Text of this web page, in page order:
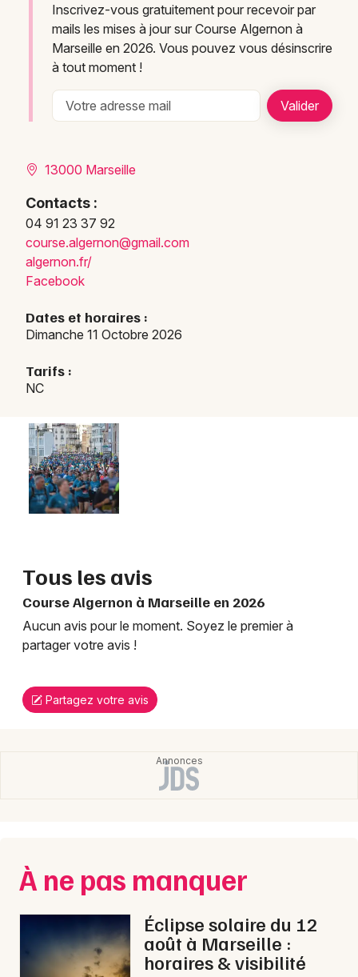
Inscrivez-vous gratuitement pour recevoir par
mails les mises à jour sur Course Algernon à
Marseille en 2026. Vous pouvez vous désinscrire
à tout moment !
13000 Marseille
Contacts :
04 91 23 37 92
course.algernon@gmail.com
algernon.fr/
Facebook
Dates et horaires :
Dimanche 11 Octobre 2026
Tarifs :
NC
Tous les avis
Course Algernon à Marseille en 2026
Aucun avis pour le moment. Soyez le premier à
partager votre avis !
Partagez votre avis
À ne pas manquer
Éclipse solaire du 12
août à Marseille :
horaires & visibilité